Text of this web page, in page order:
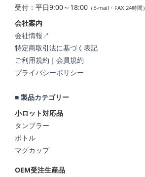
受付：平日9:00～18:00 （E-mail・FAX 24時間）
会社案内
会社情報↗
特定商取引法に基づく表記
ご利用規約 ｜ 会員規約
プライバシーポリシー
■ 製品カテゴリー
小ロット対応品
タンブラー
ボトル
マグカップ
OEM受注生産品